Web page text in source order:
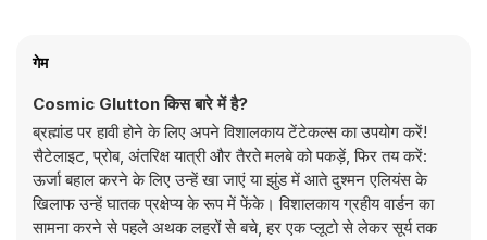
गेम
Cosmic Glutton किस बारे में है?
ब्रह्मांड पर हावी होने के लिए अपने विशालकाय टेंटेकल्स का उपयोग करें!
सैटेलाइट, प्रोब, अंतरिक्ष यात्री और तैरते मलबे को पकड़ें, फिर तय करें:
ऊर्जा बहाल करने के लिए उन्हें खा जाएं या झुंड में आते दुश्मन एलियंस के
खिलाफ उन्हें घातक प्रक्षेप्य के रूप में फेंके। विशालकाय ग्रहीय वार्डन का
सामना करने से पहले अथक लहरों से बचे, हर एक प्लूटो से लेकर सूर्य तक